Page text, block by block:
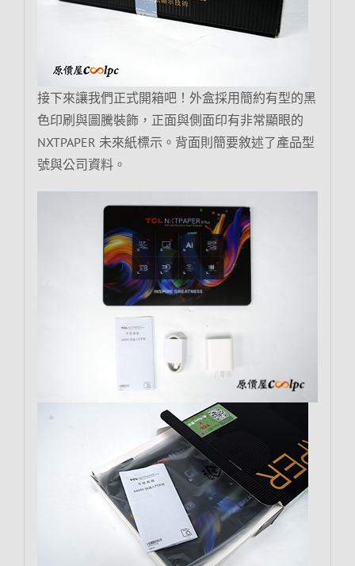
接下來讓我們正式開箱吧！外盒採用簡約有型的黑
色印刷與圖騰裝飾，正面與側面印有非常顯眼的
NXTPAPER 未來紙標示。背面則簡要敘述了產品型
號與公司資料。